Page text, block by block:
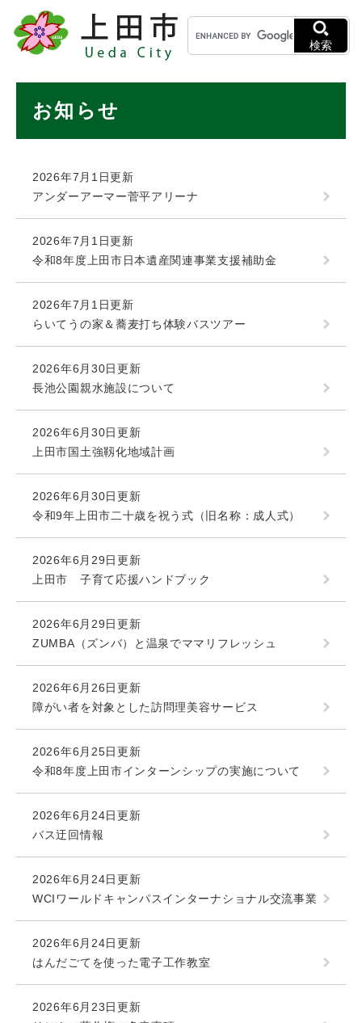
メニューを飛ばして本文へ
キ
ー
ワ
検索
お知らせ
2026年7月1日更新
アンダーアーマー菅平アリーナ
2026年7月1日更新
令和8年度上田市日本遺産関連事業支援補助金
2026年7月1日更新
らいてうの家＆蕎麦打ち体験バスツアー
2026年6月30日更新
長池公園親水施設について
2026年6月30日更新
上田市国土強靱化地域計画
2026年6月30日更新
令和9年上田市二十歳を祝う式（旧名称：成人式）
2026年6月29日更新
上田市 子育て応援ハンドブック
2026年6月29日更新
ZUMBA（ズンバ）と温泉でママリフレッシュ
2026年6月26日更新
障がい者を対象とした訪問理美容サービス
2026年6月25日更新
令和8年度上田市インターンシップの実施について
2026年6月24日更新
バス迂回情報
2026年6月24日更新
WCIワールドキャンパスインターナショナル交流事業
2026年6月24日更新
はんだごてを使った電子工作教室
2026年6月23日更新